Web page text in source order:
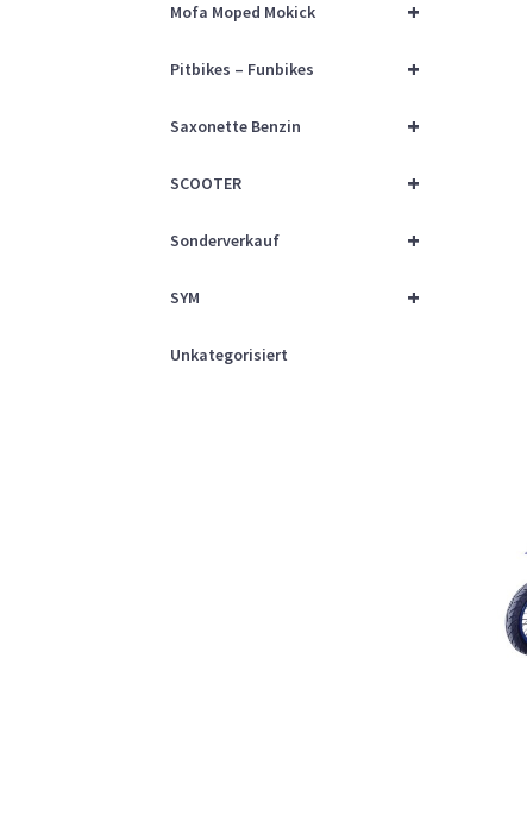
+
Mofa Moped Mokick
+
Pitbikes – Funbikes
+
Saxonette Benzin
+
SCOOTER
+
Sonderverkauf
+
SYM
Unkategorisiert